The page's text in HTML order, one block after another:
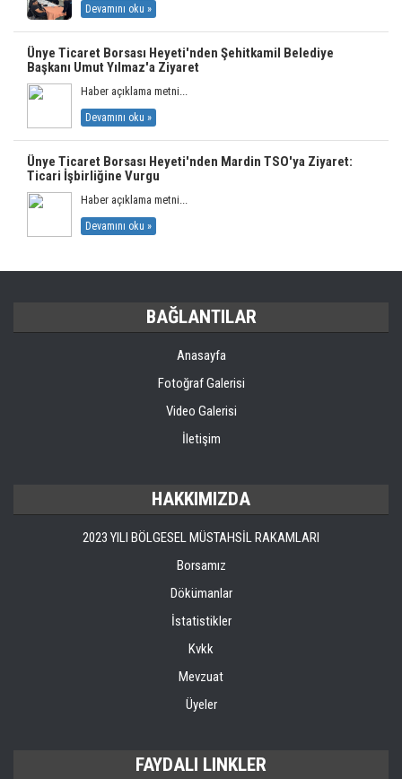
Devamını oku »
Ünye Ticaret Borsası Heyeti'nden Şehitkamil Belediye
Başkanı Umut Yılmaz'a Ziyaret
Haber açıklama metni...
Devamını oku »
Ünye Ticaret Borsası Heyeti'nden Mardin TSO'ya Ziyaret:
Ticari İşbirliğine Vurgu
Haber açıklama metni...
Devamını oku »
BAĞLANTILAR
Anasayfa
Fotoğraf Galerisi
Video Galerisi
İletişim
HAKKIMIZDA
2023 YILI BÖLGESEL MÜSTAHSİL RAKAMLARI
Borsamız
Dökümanlar
İstatistikler
Kvkk
Mevzuat
Üyeler
FAYDALI LINKLER